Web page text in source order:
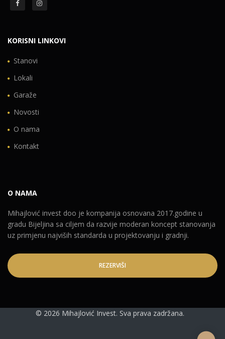
KORISNI LINKOVI
Stanovi
Lokali
Garaže
Novosti
O nama
Kontakt
O NAMA
Mihajlović invest doo je kompanija osnovana 2017.godine u
gradu Bijeljina sa ciljem da razvije moderan koncept stanovanja
uz primjenu najviših standarda u projektovanju i gradnji.
REZERVIŠI
© 2026 Mihajlović Invest. Sva prava zadržana.